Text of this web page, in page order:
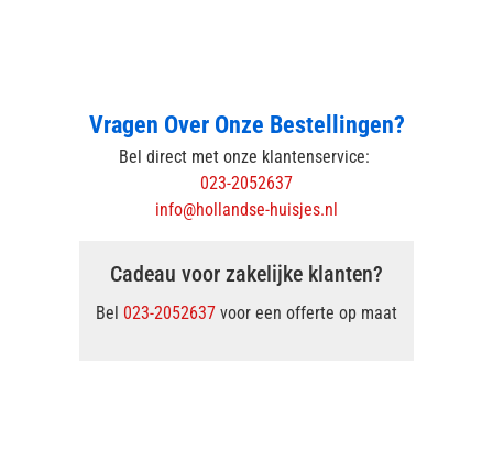
Vragen Over Onze Bestellingen?
Bel direct met onze klantenservice:
023-2052637
info@hollandse-huisjes.nl
Cadeau voor zakelijke klanten?
Bel 023-2052637 voor een offerte op maat